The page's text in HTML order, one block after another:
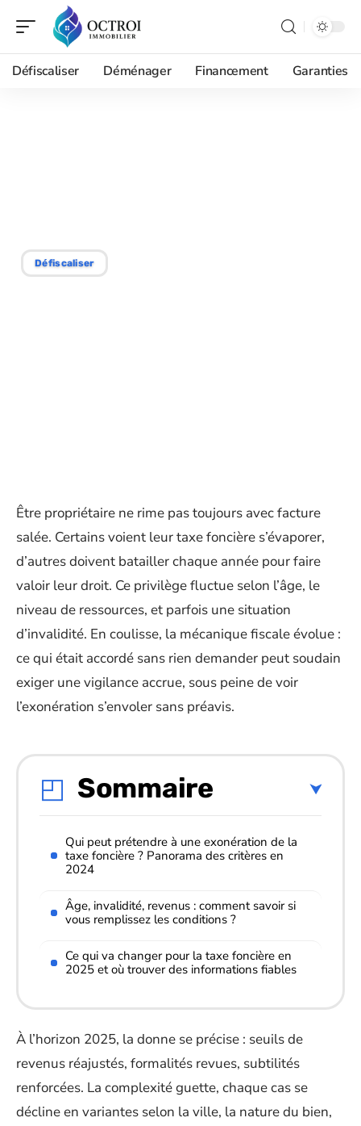
Défiscaliser Déménager Financement Garanties
Défiscaliser
Être propriétaire ne rime pas toujours avec facture
salée. Certains voient leur taxe foncière s’évaporer,
d’autres doivent batailler chaque année pour faire
valoir leur droit. Ce privilège fluctue selon l’âge, le
niveau de ressources, et parfois une situation
d’invalidité. En coulisse, la mécanique fiscale évolue :
ce qui était accordé sans rien demander peut soudain
exiger une vigilance accrue, sous peine de voir
l’exonération s’envoler sans préavis.
Sommaire
Qui peut prétendre à une exonération de la
taxe foncière ? Panorama des critères en
2024
Âge, invalidité, revenus : comment savoir si
vous remplissez les conditions ?
Ce qui va changer pour la taxe foncière en
2025 et où trouver des informations fiables
À l’horizon 2025, la donne se précise : seuils de
revenus réajustés, formalités revues, subtilités
renforcées. La complexité guette, chaque cas se
décline en variantes selon la ville, la nature du bien,